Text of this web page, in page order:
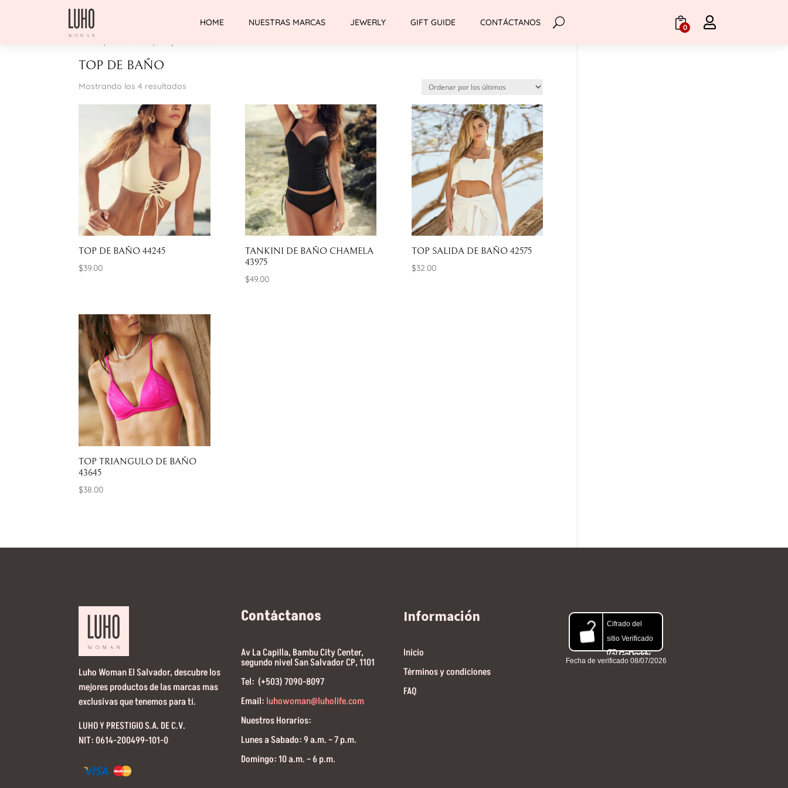
HOME NUESTRAS MARCAS JEWERLY GIFT GUIDE CONTÁCTANOS 0 
TOP DE BAÑO
Mostrando los 4 resultados
los
últimos
TOP DE BAÑO 44245
$39.00
TANKINI DE BAÑO CHAMELA
43975
$49.00
TOP SALIDA DE BAÑO 42575
$32.00
TOP TRIANGULO DE BAÑO
43645
$38.00
Luho Woman El Salvador, descubre los
mejores productos de las marcas mas
exclusivas que tenemos para tí.
LUHO Y PRESTIGIO S.A. DE C.V.
NIT: 0614-200499-101-0
Contáctanos
Av La Capilla, Bambu City Center,
segundo nivel San Salvador CP, 1101
Tel: (+503) 7090-8097
Email: luhowoman@luholife.com
Nuestros Horarios:
Lunes a Sabado: 9 a.m. – 7 p.m.
Domingo: 10 a.m. – 6 p.m.
Información
Inicio
Términos y condiciones
FAQ